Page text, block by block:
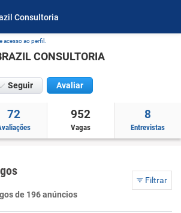
Consultoria
acesso ao perfil.
CONSULTORIA
Seguir Avaliar
72 952
Vagas
8
Entrevistas
Filtrar
de 196 anúncios